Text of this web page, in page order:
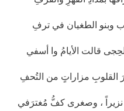
وبنو الطغيان في ترفِ
قالت الأيامُ وا أسفي
القلوبِ مزاراتٍ من التُحفِ
نزيراً ، وصغرى كفُّ مُغترَفي